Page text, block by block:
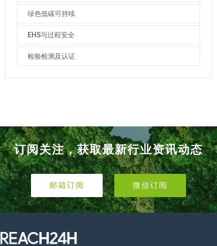
绿色低碳可持续
EHS与过程安全
检验检测及认证
订阅关注，获取最新行业资讯动态
邮箱订阅 微信订阅